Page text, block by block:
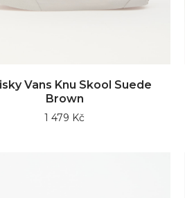
Vans Knu Skool Suede
Brown
1 479 Kč